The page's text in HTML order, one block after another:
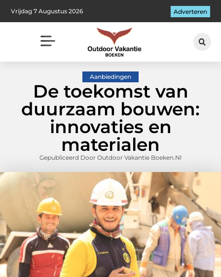
Vrijdag 7 Augustus 2026 Adverteren
Aanbiedingen
De toekomst van
duurzaam bouwen:
innovaties en
materialen
Gepubliceerd Door Outdoor Vakantie Boeken.nl